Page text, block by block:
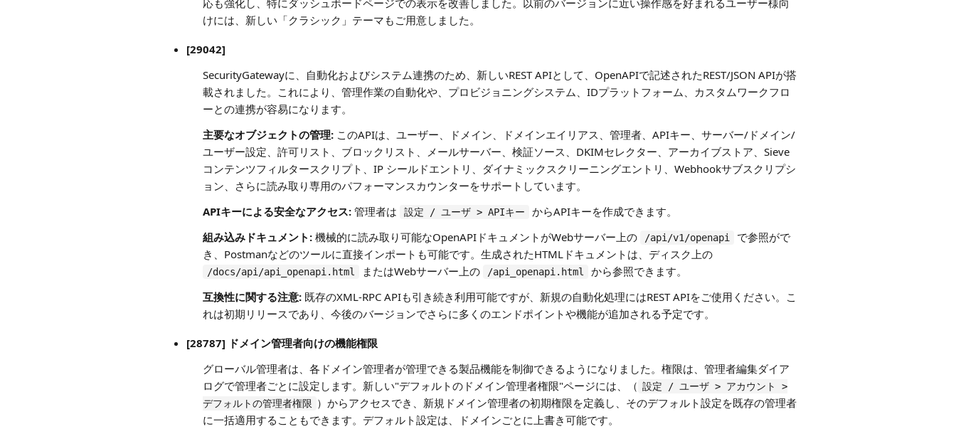
けには、新しい「クラシック」テーマもご用意しました。
[29042]
SecurityGatewayに、自動化およびシステム連携のため、新しいREST APIとして、OpenAPIで記述されたREST/JSON APIが搭
載されました。これにより、管理作業の自動化や、プロビジョニングシステム、IDプラットフォーム、カスタムワークフロ
ーとの連携が容易になります。
主要なオブジェクトの管理:このAPIは、ユーザー、ドメイン、ドメインエイリアス、管理者、APIキー、サーバー/ドメイン/
ユーザー設定、許可リスト、ブロックリスト、メールサーバー、検証ソース、DKIMセレクター、アーカイブストア、Sieve
コンテンツフィルタースクリプト、IP シールドエントリ、ダイナミックスクリーニングエントリ、Webhookサブスクリプシ
ョン、さらに読み取り専用のパフォーマンスカウンターをサポートしています。
APIキーによる安全なアクセス:管理者は 設定 / ユーザ > APIキー
からAPIキーを作成できます。
組み込みドキュメント:機械的に読み取り可能なOpenAPIドキュメントがWebサーバー上の /api/v1/openapi
で参照がで
き、Postmanなどのツールに直接インポートも可能です。生成されたHTMLドキュメントは、ディスク上の
/docs/api/api_openapi.html またはWebサーバー上の /api_openapi.html
から参照できます。
互換性に関する注意:既存のXML-RPC APIも引き続き利用可能ですが、新規の自動化処理にはREST APIをご使用ください。こ
れは初期リリースであり、今後のバージョンでさらに多くのエンドポイントや機能が追加される予定です。
[28787] ドメイン管理者向けの機能権限
グローバル管理者は、各ドメイン管理者が管理できる製品機能を制御できるようになりました。権限は、管理者編集ダイア
ログで管理者ごとに設定します。新しい"デフォルトのドメイン管理者権限"ページには、（ 設定 / ユーザ > アカウント >
デフォルトの管理者権限 ）からアクセスでき、新規ドメイン管理者の初期権限を定義し、そのデフォルト設定を既存の管理者
に一括適用することもできます。デフォルト設定は、ドメインごとに上書き可能です。